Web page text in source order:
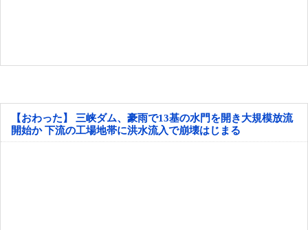
【おわった】 三峡ダム、豪雨で13基の水門を開き大規模放流
開始か 下流の工場地帯に洪水流入で崩壊はじまる